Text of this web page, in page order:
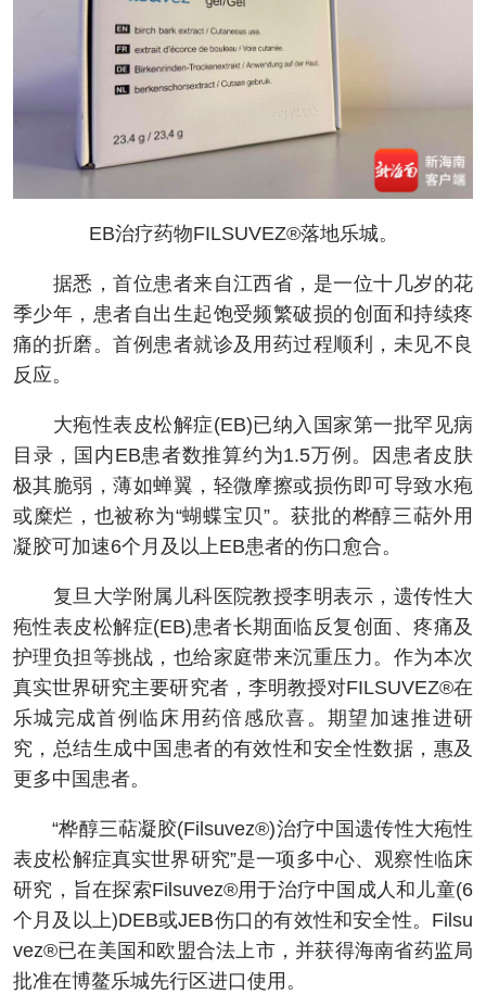
EB治疗药物FILSUVEZ®落地乐城。
据悉，首位患者来自江西省，是一位十几岁的花
季少年，患者自出生起饱受频繁破损的创面和持续疼
痛的折磨。首例患者就诊及用药过程顺利，未见不良
反应。
大疱性表皮松解症(EB)已纳入国家第一批罕见病
目录，国内EB患者数推算约为1.5万例。因患者皮肤
极其脆弱，薄如蝉翼，轻微摩擦或损伤即可导致水疱
或糜烂，也被称为“蝴蝶宝贝”。获批的桦醇三萜外用
凝胶可加速6个月及以上EB患者的伤口愈合。
复旦大学附属儿科医院教授李明表示，遗传性大
疱性表皮松解症(EB)患者长期面临反复创面、疼痛及
护理负担等挑战，也给家庭带来沉重压力。作为本次
真实世界研究主要研究者，李明教授对FILSUVEZ®在
乐城完成首例临床用药倍感欣喜。期望加速推进研
究，总结生成中国患者的有效性和安全性数据，惠及
更多中国患者。
“桦醇三萜凝胶(Filsuvez®)治疗中国遗传性大疱性
表皮松解症真实世界研究”是一项多中心、观察性临床
研究，旨在探索Filsuvez®用于治疗中国成人和儿童(6
个月及以上)DEB或JEB伤口的有效性和安全性。Filsu
vez®已在美国和欧盟合法上市，并获得海南省药监局
批准在博鳌乐城先行区进口使用。